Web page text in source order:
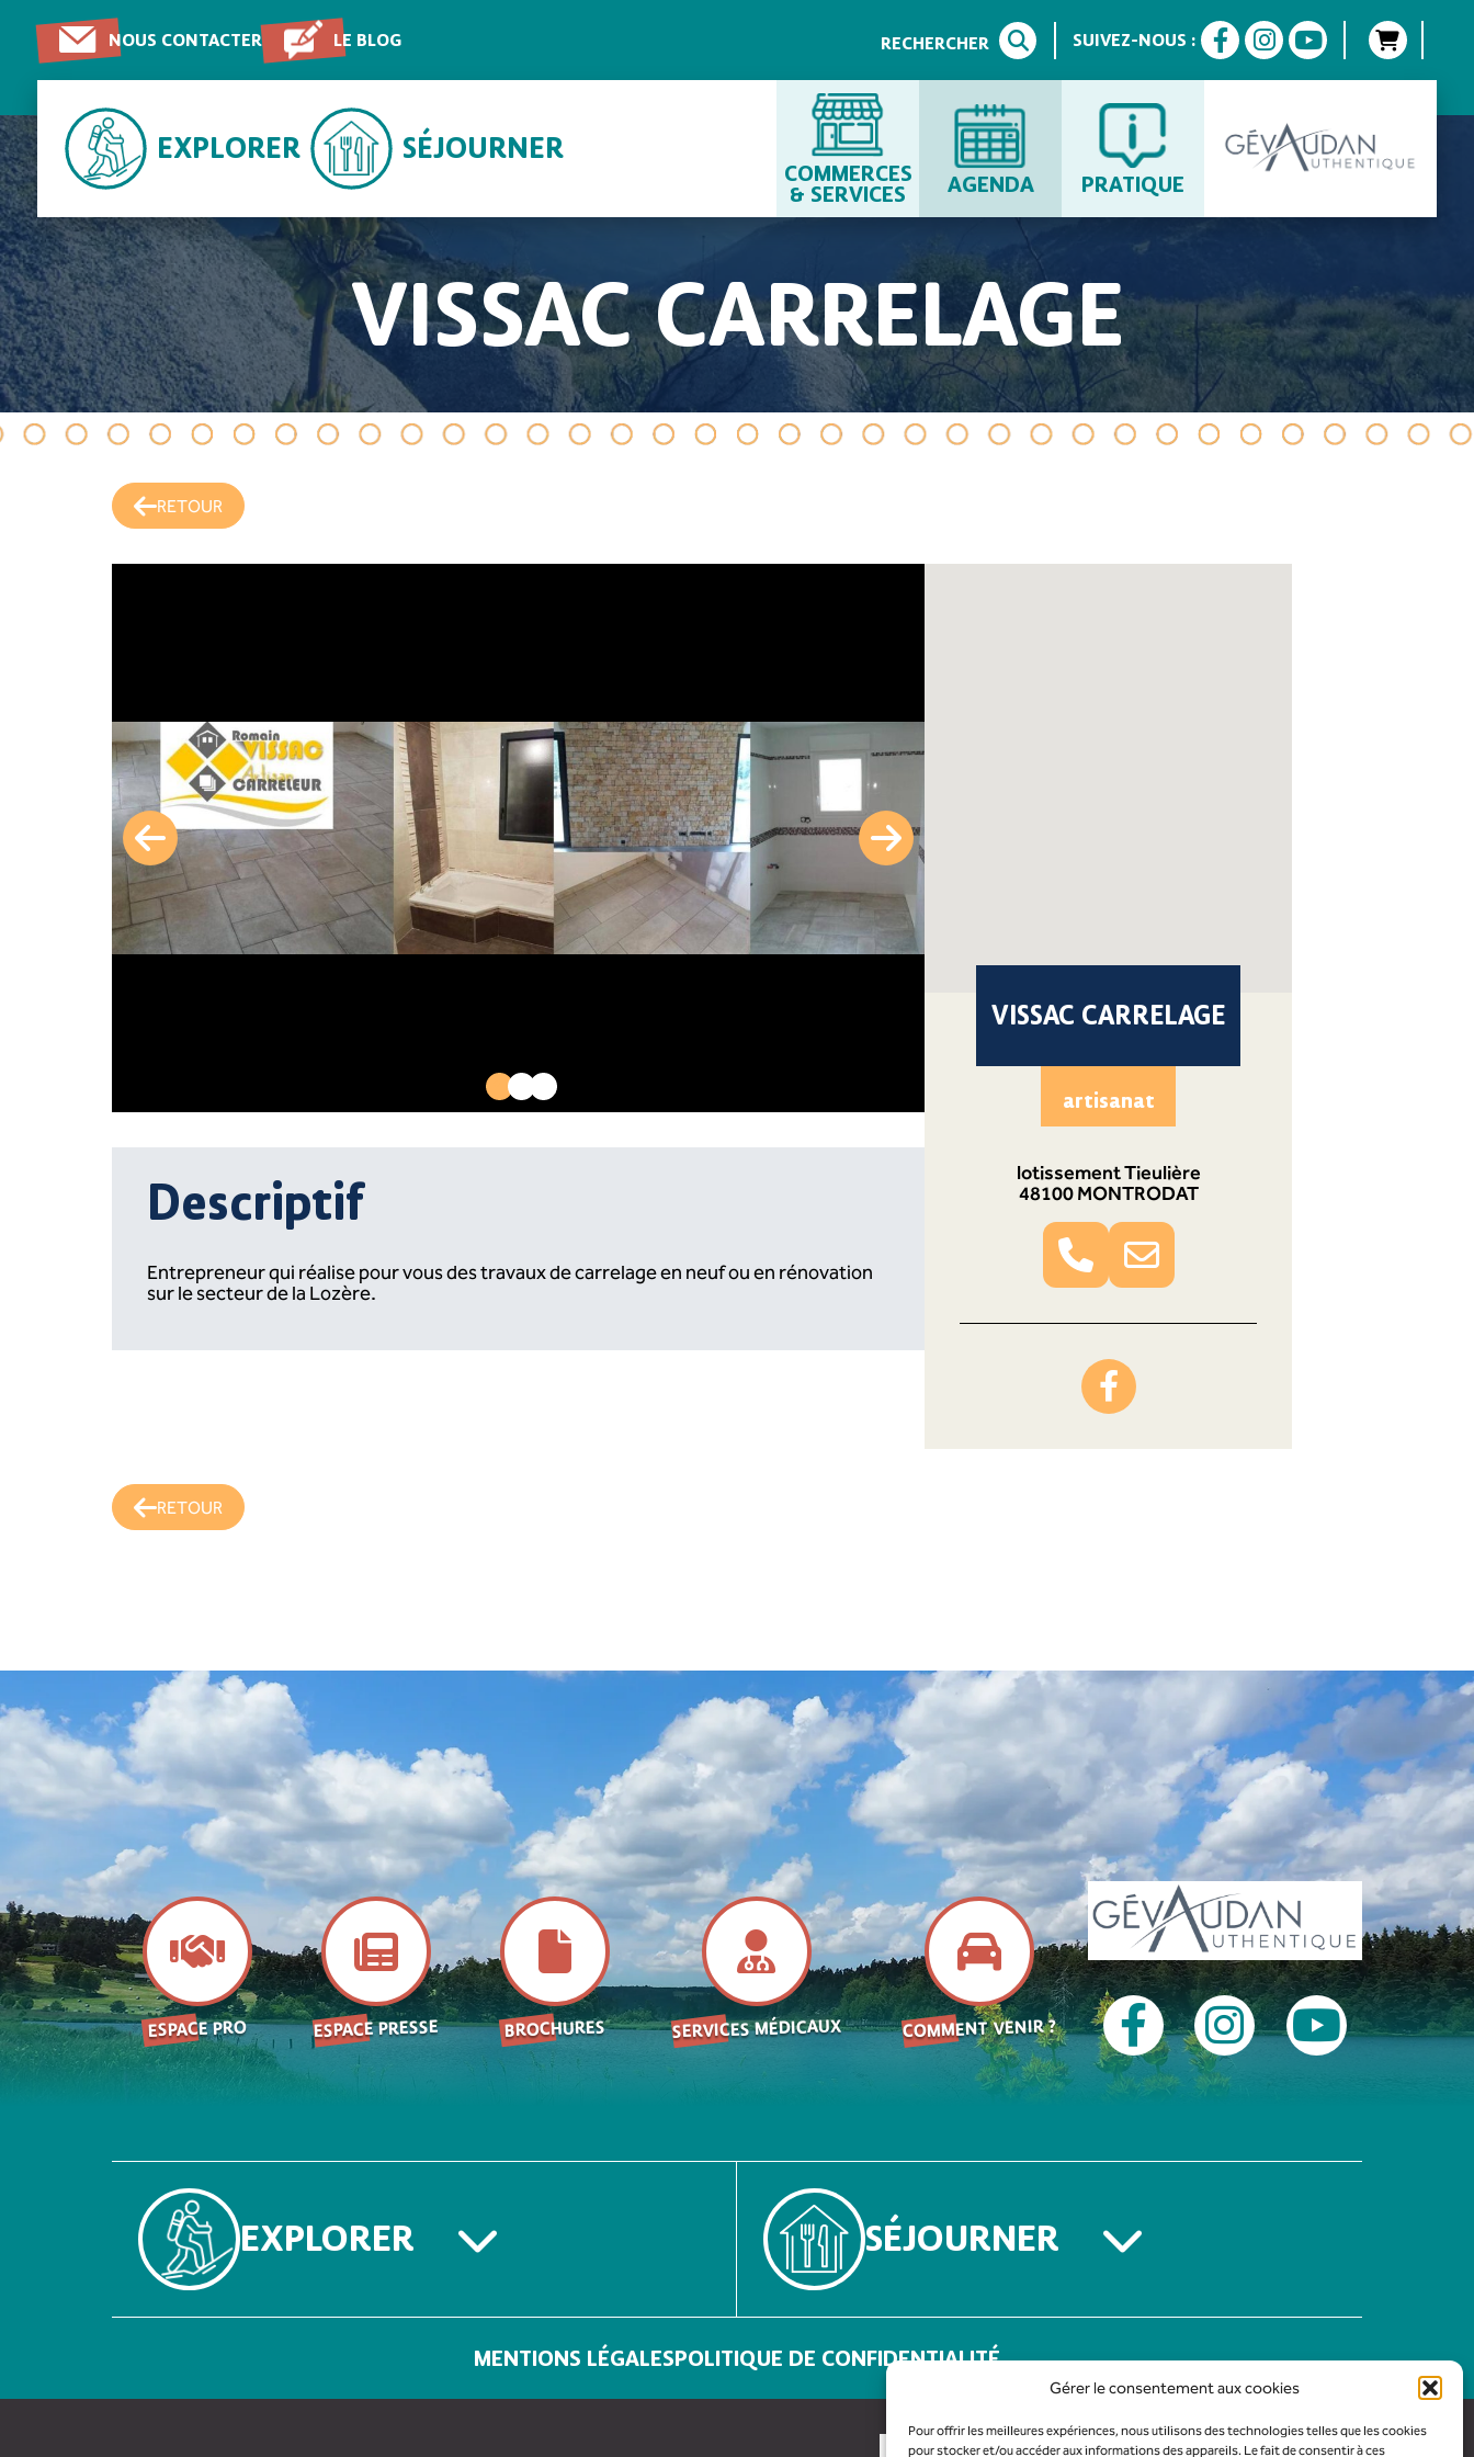
Gérer le consentement aux cookies
Pour offrir les meilleures expériences, nous utilisons des technologies telles que les cookies
pour stocker et/ou accéder aux informations des appareils. Le fait de consentir à ces
NOUS CONTACTER LE BLOG RECHERCHER SUIVEZ-NOUS :
EXPLORER SÉJOURNER
COMMERCES
& SERVICES AGENDA PRATIQUE
VISSAC CARRELAGE
RETOUR
Descriptif
Entrepreneur qui réalise pour vous des travaux de carrelage en neuf ou en rénovation
sur le secteur de la Lozère.
VISSAC CARRELAGE
artisanat
lotissement Tieulière
48100 MONTRODAT
RETOUR
ESPACE PRO ESPACE PRESSE BROCHURES SERVICES MÉDICAUX COMMENT VENIR ?
EXPLORER SÉJOURNER
MENTIONS LÉGALESPOLITIQUE DE CONFIDENTIALITÉ